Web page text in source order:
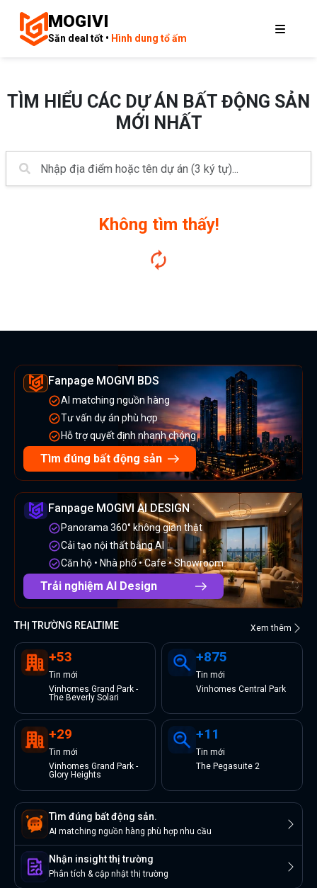
MOGIVI
Săn deal tốt • Hình dung tổ ấm
TÌM HIỂU CÁC DỰ ÁN BẤT ĐỘNG SẢN
MỚI NHẤT
Không tìm thấy!
Fanpage MOGIVI BDS
AI matching nguồn hàng
Tư vấn dự án phù hợp
Hỗ trợ quyết định nhanh chóng
Tìm đúng bất động sản
Fanpage MOGIVI AI DESIGN
Panorama 360° không gian thật
Cải tạo nội thất bằng AI
Căn hộ • Nhà phố • Cafe • Showroom
Trải nghiệm AI Design
THỊ TRƯỜNG REALTIME Xem thêm
+53
Tin mới
Vinhomes Grand Park -
The Beverly Solari
+875
Tin mới
Vinhomes Central Park
+29
Tin mới
Vinhomes Grand Park -
Glory Heights
+11
Tin mới
The Pegasuite 2
Tìm đúng bất động sản.
AI matching nguồn hàng phù hợp nhu cầu
Nhận insight thị trường
Phân tích & cập nhật thị trường